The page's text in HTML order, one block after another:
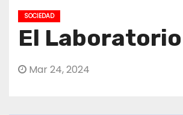
SOCIEDAD
El
Mar 24, 2024